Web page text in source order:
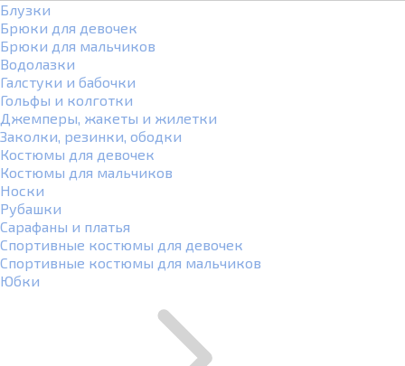
Блузки
Брюки для девочек
Брюки для мальчиков
Водолазки
Галстуки и бабочки
Гольфы и колготки
Джемперы, жакеты и жилетки
Заколки, резинки, ободки
Костюмы для девочек
Костюмы для мальчиков
Носки
Рубашки
Сарафаны и платья
Спортивные костюмы для девочек
Спортивные костюмы для мальчиков
Юбки